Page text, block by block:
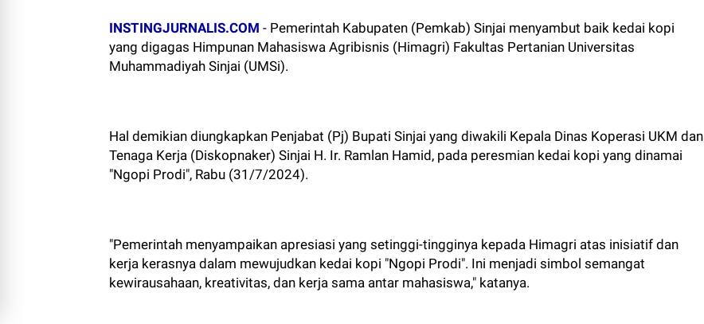
INSTINGJURNALIS.COM - Pemerintah Kabupaten (Pemkab) Sinjai menyambut baik kedai kopi
yang digagas Himpunan Mahasiswa Agribisnis (Himagri) Fakultas Pertanian Universitas
Muhammadiyah Sinjai (UMSi).
Hal demikian diungkapkan Penjabat (Pj) Bupati Sinjai yang diwakili Kepala Dinas Koperasi UKM dan
Tenaga Kerja (Diskopnaker) Sinjai H. Ir. Ramlan Hamid, pada peresmian kedai kopi yang dinamai
"Ngopi Prodi", Rabu (31/7/2024).
"Pemerintah menyampaikan apresiasi yang setinggi-tingginya kepada Himagri atas inisiatif dan
kerja kerasnya dalam mewujudkan kedai kopi "Ngopi Prodi". Ini menjadi simbol semangat
kewirausahaan, kreativitas, dan kerja sama antar mahasiswa," katanya.